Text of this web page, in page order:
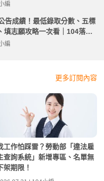
編
告成績！最低錄取分數、五標
填志願攻略一次看｜104落點
編
更多訂閱內容
工作怕踩雷？勞動部「違法雇
查詢系統」新增專區、名單無
架期限！